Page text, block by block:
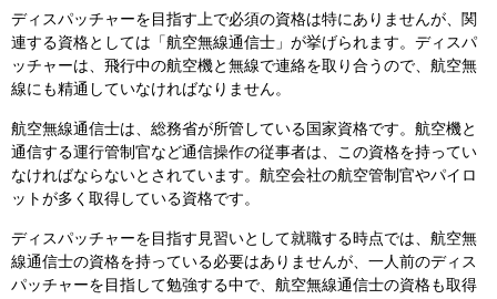
ディスパッチャーを目指す上で必須の資格は特にありませんが、関
連する資格としては「航空無線通信士」が挙げられます。ディスパ
ッチャーは、飛行中の航空機と無線で連絡を取り合うので、航空無
線にも精通していなければなりません。
航空無線通信士は、総務省が所管している国家資格です。航空機と
通信する運行管制官など通信操作の従事者は、この資格を持ってい
なければならないとされています。航空会社の航空管制官やパイロ
ットが多く取得している資格です。
ディスパッチャーを目指す見習いとして就職する時点では、航空無
線通信士の資格を持っている必要はありませんが、一人前のディス
パッチャーを目指して勉強する中で、航空無線通信士の資格も取得